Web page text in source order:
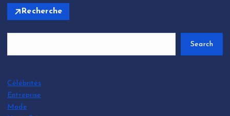
Recherche
Search
Célébrités
Entreprise
Mode